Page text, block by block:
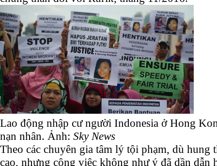
Lao động nhập cư người Indonesia ở Hong
nạn nhân. Ảnh: Sky News
Theo các chuyên gia tâm lý tội phạm, dù hung
cao, nhưng công việc không như ý đã dần dẫn